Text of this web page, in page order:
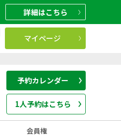
詳細はこちら
マイページ
予約カレンダー
1人予約はこちら
会員権